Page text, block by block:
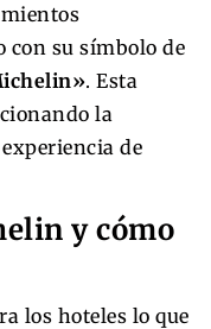
con su símbolo de
. Esta
la
de
y cómo
los hoteles lo que